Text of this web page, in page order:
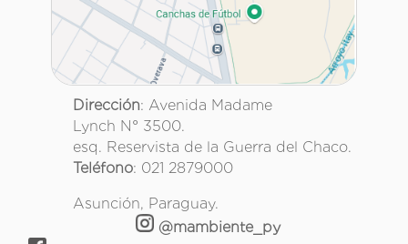
Dirección: Avenida Madame
Lynch N° 3500.
esq. Reservista de la Guerra del Chaco.
Teléfono: 021 2879000
Asunción, Paraguay.
@mambiente_py